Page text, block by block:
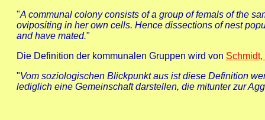
"A communal colony consists of a group of femals of the
ovipositing in her own cells. Hence dissections of nest
and have mated."
Die Definition der kommunalen Gruppen wird von
"Vom soziologischen Blickpunkt aus ist diese Definition
lediglich eine Gemeinschaft darstellen, die mitunter zur